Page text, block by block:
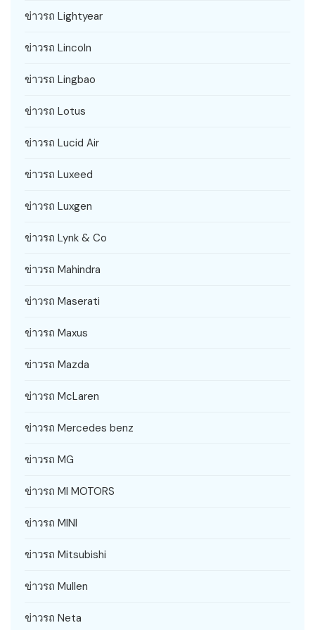
ข่าวรถ Lightyear
ข่าวรถ Lincoln
ข่าวรถ Lingbao
ข่าวรถ Lotus
ข่าวรถ Lucid Air
ข่าวรถ Luxeed
ข่าวรถ Luxgen
ข่าวรถ Lynk & Co
ข่าวรถ Mahindra
ข่าวรถ Maserati
ข่าวรถ Maxus
ข่าวรถ Mazda
ข่าวรถ McLaren
ข่าวรถ Mercedes benz
ข่าวรถ MG
ข่าวรถ MI MOTORS
ข่าวรถ MINI
ข่าวรถ Mitsubishi
ข่าวรถ Mullen
ข่าวรถ Neta